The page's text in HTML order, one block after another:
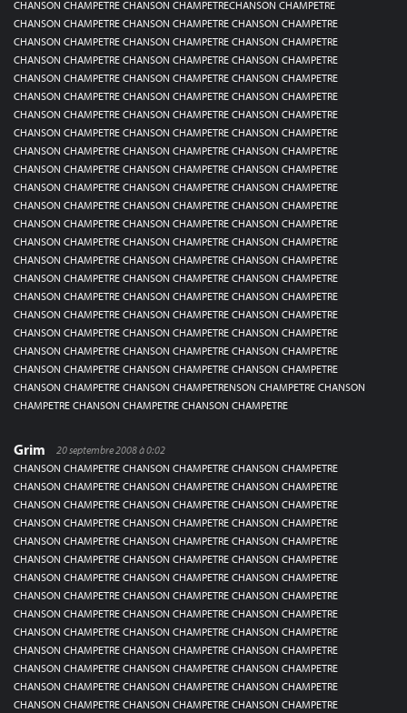
CHANSON CHAMPETRE CHANSON CHAMPETRECHANSON CHAMPETRE
CHANSON CHAMPETRE CHANSON CHAMPETRE CHANSON CHAMPETRE
CHANSON CHAMPETRE CHANSON CHAMPETRE CHANSON CHAMPETRE
CHANSON CHAMPETRE CHANSON CHAMPETRE CHANSON CHAMPETRE
CHANSON CHAMPETRE CHANSON CHAMPETRE CHANSON CHAMPETRE
CHANSON CHAMPETRE CHANSON CHAMPETRE CHANSON CHAMPETRE
CHANSON CHAMPETRE CHANSON CHAMPETRE CHANSON CHAMPETRE
CHANSON CHAMPETRE CHANSON CHAMPETRE CHANSON CHAMPETRE
CHANSON CHAMPETRE CHANSON CHAMPETRE CHANSON CHAMPETRE
CHANSON CHAMPETRE CHANSON CHAMPETRE CHANSON CHAMPETRE
CHANSON CHAMPETRE CHANSON CHAMPETRE CHANSON CHAMPETRE
CHANSON CHAMPETRE CHANSON CHAMPETRE CHANSON CHAMPETRE
CHANSON CHAMPETRE CHANSON CHAMPETRE CHANSON CHAMPETRE
CHANSON CHAMPETRE CHANSON CHAMPETRE CHANSON CHAMPETRE
CHANSON CHAMPETRE CHANSON CHAMPETRE CHANSON CHAMPETRE
CHANSON CHAMPETRE CHANSON CHAMPETRE CHANSON CHAMPETRE
CHANSON CHAMPETRE CHANSON CHAMPETRE CHANSON CHAMPETRE
CHANSON CHAMPETRE CHANSON CHAMPETRE CHANSON CHAMPETRE
CHANSON CHAMPETRE CHANSON CHAMPETRE CHANSON CHAMPETRE
CHANSON CHAMPETRE CHANSON CHAMPETRE CHANSON CHAMPETRE
CHANSON CHAMPETRE CHANSON CHAMPETRE CHANSON CHAMPETRE
CHANSON CHAMPETRE CHANSON CHAMPETRENSON CHAMPETRE CHANSON
CHAMPETRE CHANSON CHAMPETRE CHANSON CHAMPETRE
Grim
20 septembre 2008 à 0:02
CHANSON CHAMPETRE CHANSON CHAMPETRE CHANSON CHAMPETRE
CHANSON CHAMPETRE CHANSON CHAMPETRE CHANSON CHAMPETRE
CHANSON CHAMPETRE CHANSON CHAMPETRE CHANSON CHAMPETRE
CHANSON CHAMPETRE CHANSON CHAMPETRE CHANSON CHAMPETRE
CHANSON CHAMPETRE CHANSON CHAMPETRE CHANSON CHAMPETRE
CHANSON CHAMPETRE CHANSON CHAMPETRE CHANSON CHAMPETRE
CHANSON CHAMPETRE CHANSON CHAMPETRE CHANSON CHAMPETRE
CHANSON CHAMPETRE CHANSON CHAMPETRE CHANSON CHAMPETRE
CHANSON CHAMPETRE CHANSON CHAMPETRE CHANSON CHAMPETRE
CHANSON CHAMPETRE CHANSON CHAMPETRE CHANSON CHAMPETRE
CHANSON CHAMPETRE CHANSON CHAMPETRE CHANSON CHAMPETRE
CHANSON CHAMPETRE CHANSON CHAMPETRE CHANSON CHAMPETRE
CHANSON CHAMPETRE CHANSON CHAMPETRE CHANSON CHAMPETRE
CHANSON CHAMPETRE CHANSON CHAMPETRE CHANSON CHAMPETRE